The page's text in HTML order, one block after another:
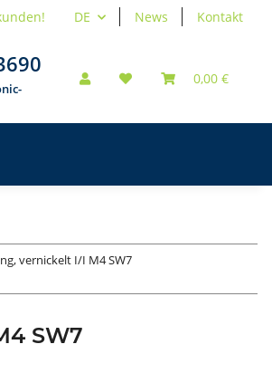
DE News Kontakt
0,00 €
vernickelt I/I M4 SW7
SW7